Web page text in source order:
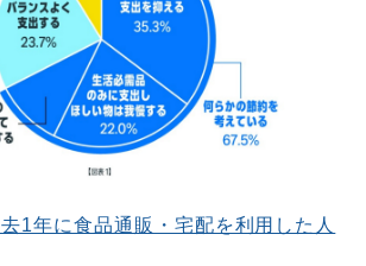
1年に食品通販・宅配を利用した人